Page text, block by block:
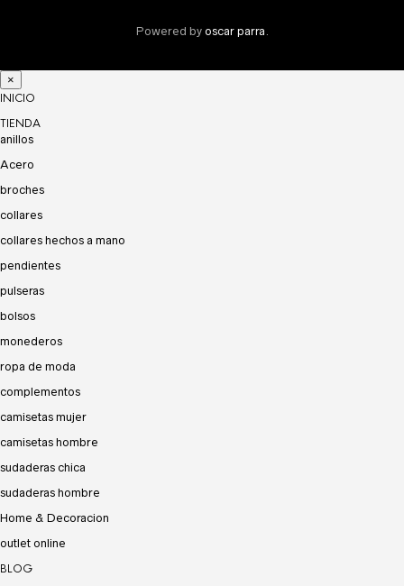
Powered by oscar parra .
×
INICIO
TIENDA
anillos
Acero
broches
collares
collares hechos a mano
pendientes
pulseras
bolsos
monederos
ropa de moda
complementos
camisetas mujer
camisetas hombre
sudaderas chica
sudaderas hombre
Home & Decoracion
outlet online
BLOG